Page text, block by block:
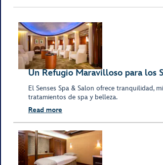
Un Refugio Maravilloso para los
El Senses Spa & Salon ofrece tranquilidad,
tratamientos de spa y belleza.
Read more